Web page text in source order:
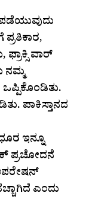
ಪಡೆಯುವುದು
ವಾರ್
ನಮ್ಮ
ಒಪ್ಪಿಕೊಂಡಿತು.
ಪಾಕಿಸ್ತಾನದ
ಇನ್ನೂ
ಪ್ರಚೋದನೆ
ಎಂದು